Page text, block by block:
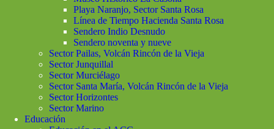
Playa Naranjo, Sector Santa Rosa
Línea de Tiempo Hacienda Santa Rosa
Sendero Indio Desnudo
Sendero noventa y nueve
Sector Pailas, Volcán Rincón de la Vieja
Sector Junquillal
Sector Murciélago
Sector Santa María, Volcán Rincón de la Vieja
Sector Horizontes
Sector Marino
Educación